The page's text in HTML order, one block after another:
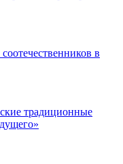
в
традиционные